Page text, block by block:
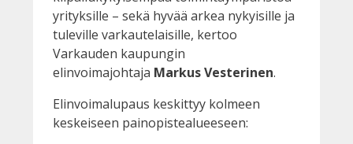
yrityksille – sekä hyvää arkea nykyisille ja
tuleville varkautelaisille, kertoo
Varkauden kaupungin
elinvoimajohtaja Markus Vesterinen.
Elinvoimalupaus keskittyy kolmeen
keskeiseen painopistealueeseen: